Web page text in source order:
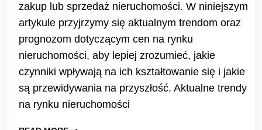
zakup lub sprzedaż nieruchomości. W niniejszym
artykule przyjrzymy się aktualnym trendom oraz
prognozom dotyczącym cen na rynku
nieruchomości, aby lepiej zrozumieć, jakie
czynniki wpływają na ich kształtowanie się i jakie
są przewidywania na przyszłość. Aktualne trendy
na rynku nieruchomości